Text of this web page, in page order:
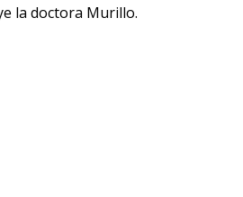
la doctora Murillo.